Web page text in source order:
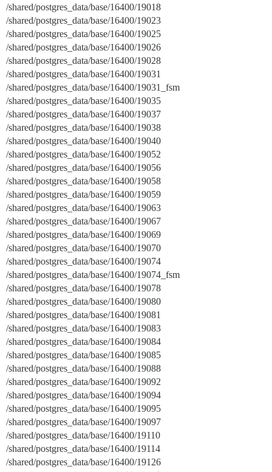
/shared/postgres_data/base/16400/19018
/shared/postgres_data/base/16400/19023
/shared/postgres_data/base/16400/19025
/shared/postgres_data/base/16400/19026
/shared/postgres_data/base/16400/19028
/shared/postgres_data/base/16400/19031
/shared/postgres_data/base/16400/19031_fsm
/shared/postgres_data/base/16400/19035
/shared/postgres_data/base/16400/19037
/shared/postgres_data/base/16400/19038
/shared/postgres_data/base/16400/19040
/shared/postgres_data/base/16400/19052
/shared/postgres_data/base/16400/19056
/shared/postgres_data/base/16400/19058
/shared/postgres_data/base/16400/19059
/shared/postgres_data/base/16400/19063
/shared/postgres_data/base/16400/19067
/shared/postgres_data/base/16400/19069
/shared/postgres_data/base/16400/19070
/shared/postgres_data/base/16400/19074
/shared/postgres_data/base/16400/19074_fsm
/shared/postgres_data/base/16400/19078
/shared/postgres_data/base/16400/19080
/shared/postgres_data/base/16400/19081
/shared/postgres_data/base/16400/19083
/shared/postgres_data/base/16400/19084
/shared/postgres_data/base/16400/19085
/shared/postgres_data/base/16400/19088
/shared/postgres_data/base/16400/19092
/shared/postgres_data/base/16400/19094
/shared/postgres_data/base/16400/19095
/shared/postgres_data/base/16400/19097
/shared/postgres_data/base/16400/19110
/shared/postgres_data/base/16400/19114
/shared/postgres_data/base/16400/19126